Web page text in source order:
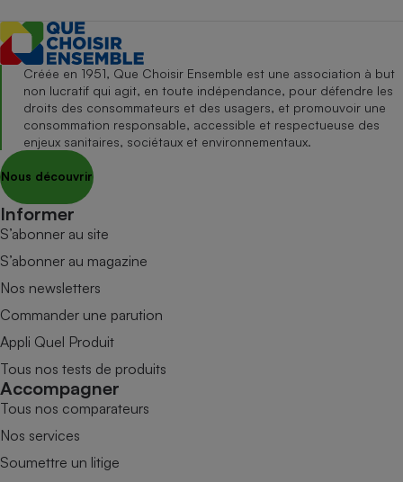
Créée en 1951, Que Choisir Ensemble est une association à but
non lucratif qui agit, en toute indépendance, pour défendre les
droits des consommateurs et des usagers, et promouvoir une
consommation responsable, accessible et respectueuse des
enjeux sanitaires, sociétaux et environnementaux.
Nous découvrir
Informer
S’abonner au site
S’abonner au magazine
Nos newsletters
Commander une parution
Appli Quel Produit
Tous nos tests de produits
Accompagner
Tous nos comparateurs
Nos services
Soumettre un litige